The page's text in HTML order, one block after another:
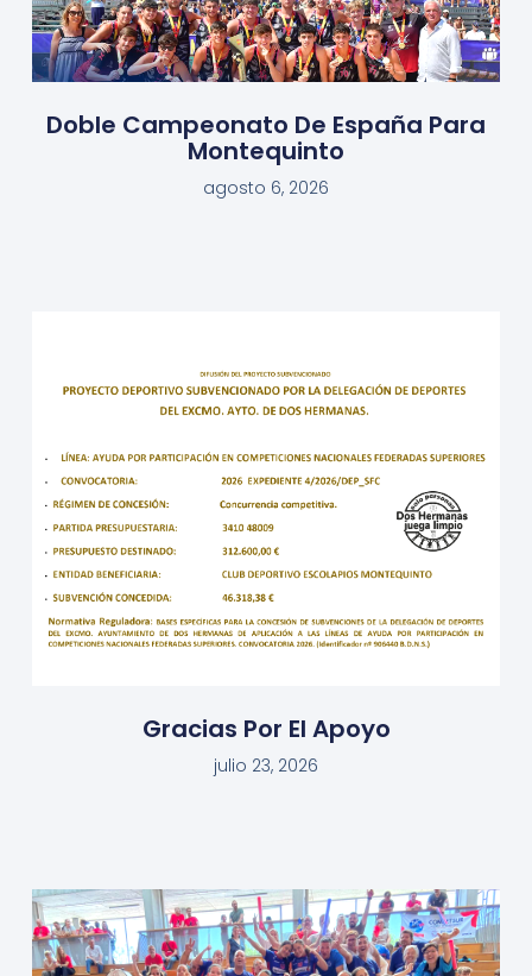
Doble Campeonato De España Para
Montequinto
agosto 6, 2026
Gracias Por El Apoyo
julio 23, 2026